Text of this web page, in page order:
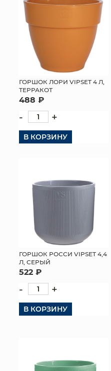
ГОРШОК ЛОРИ VIPSET 4 Л,
ТЕРРАКОТ
488 ₽
- +
В КОРЗИНУ
ГОРШОК РОССИ VIPSET 4,4
Л, СЕРЫЙ
522 ₽
- +
В КОРЗИНУ